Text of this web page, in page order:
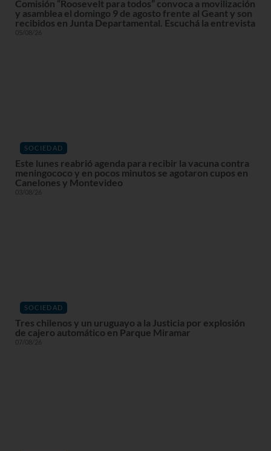
Comisión “Roosevelt para todos” convoca a movilización
y asamblea el domingo 9 de agosto frente al Geant y son
recibidos en Junta Departamental. Escuchá la entrevista
05/08/26
SOCIEDAD
Este lunes reabrió agenda para recibir la vacuna contra
meningococo y en pocos minutos se agotaron cupos en
Canelones y Montevideo
03/08/26
SOCIEDAD
Tres chilenos y un uruguayo a la Justicia por explosión
de cajero automático en Parque Miramar
07/08/26